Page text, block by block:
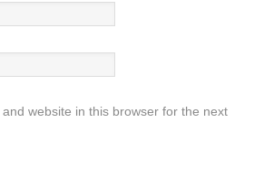
website in this browser for the next